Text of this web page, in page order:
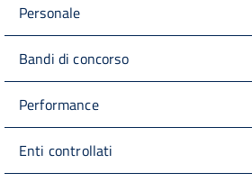
Personale
Bandi di concorso
Performance
Enti controllati